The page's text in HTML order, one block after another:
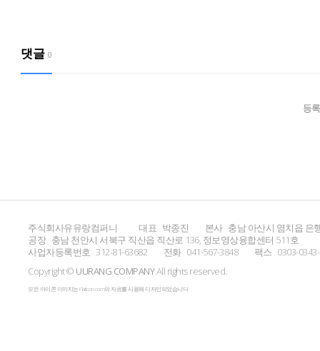
댓글 0
등
주식회사유유랑컴퍼니 대표 박종진 본사 충남 아산시 염치읍 은
공장 충남 천안시 서북구 직산읍 직산로 136, 정보영상융합센터 511호
사업자등록번호 312-81-63682 전화 041-567-3848 팩스 0303-
Copyright © UURANG COMPANYAll rights reserved.
모든 아이콘 이미지는 Flaticon.com의 자료를 사용해 디자인되었습니다